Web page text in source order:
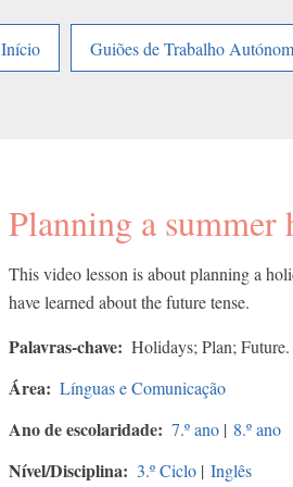
Início
Guiões de Trabalho
Planning a summer
This video lesson is about planning a
have learned about the future tense.
Palavras-chave Holidays; Plan; Future.
Área Línguas e Comunicação
Ano de escolaridade 7.º ano | 8.º ano
Nível/Disciplina 3.º Ciclo | Inglês